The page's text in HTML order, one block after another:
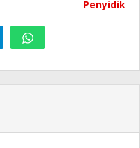
Penyidik